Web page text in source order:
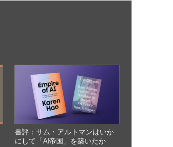
書評：サム・アルトマンはいか
にして「AI帝国」を築いたか